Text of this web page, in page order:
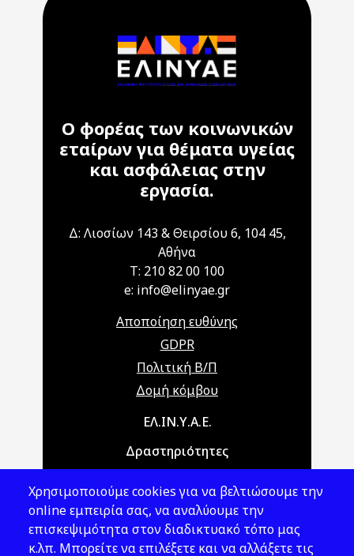
Ο φορέας των κοινωνικών
εταίρων για θέματα υγείας
και ασφάλειας στην
εργασία.
Δ: Λιοσίων 143 & Θειρσίου 6, 104 45,
Αθήνα
T: 210 82 00 100
e: info@elinyae.gr
Αποποίηση ευθύνης
GDPR
Πολιτική Β/Π
Δομή κόμβου
Main navigationΕΛ.ΙΝ.Υ.Α.Ε.
Δραστηριότητες
Νομοθεσία
Εκδόσεις
Χρησιμοποιούμε cookies για να βελτιώσουμε την
online εμπειρία σας, να αναλύουμε την
επισκεψιμότητα στον διαδικτυακό τόπο μας
κ.λπ. Μπορείτε να επιλέξετε και να αλλάξετε τις